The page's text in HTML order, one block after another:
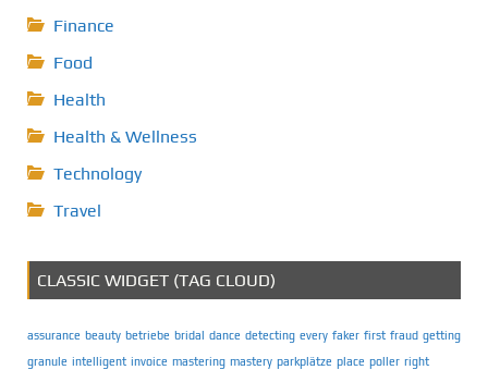
Finance
Food
Health
Health & Wellness
Technology
Travel
CLASSIC WIDGET (TAG CLOUD)
assurance beauty betriebe bridal dance detecting every faker first fraud getting
granule intelligent invoice mastering mastery parkplätze place poller right